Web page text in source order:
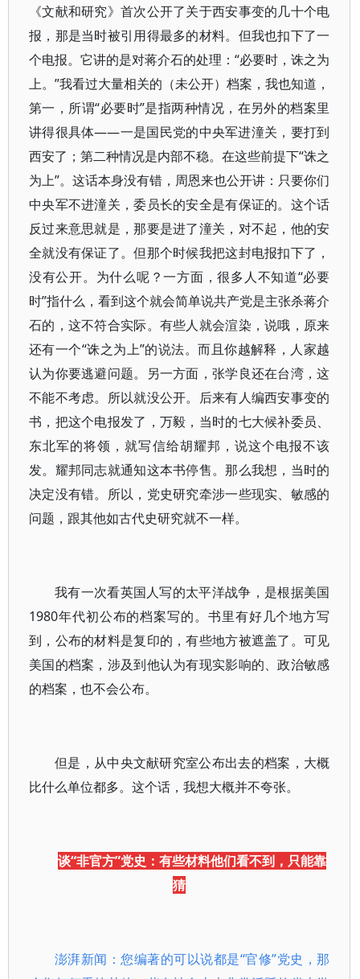
《文献和研究》首次公开了关于西安事变的几十个电
报，那是当时被引用得最多的材料。但我也扣下了一
个电报。它讲的是对蒋介石的处理：“必要时，诛之为
上。”我看过大量相关的（未公开）档案，我也知道，
第一，所谓“必要时”是指两种情况，在另外的档案里
讲得很具体——一是国民党的中央军进潼关，要打到
西安了；第二种情况是内部不稳。在这些前提下“诛之
为上”。这话本身没有错，周恩来也公开讲：只要你们
中央军不进潼关，委员长的安全是有保证的。这个话
反过来意思就是，那要是进了潼关，对不起，他的安
全就没有保证了。但那个时候我把这封电报扣下了，
没有公开。为什么呢？一方面，很多人不知道“必要
时”指什么，看到这个就会简单说共产党是主张杀蒋介
石的，这不符合实际。有些人就会渲染，说哦，原来
还有一个“诛之为上”的说法。而且你越解释，人家越
认为你要逃避问题。另一方面，张学良还在台湾，这
不能不考虑。所以就没公开。后来有人编西安事变的
书，把这个电报发了，万毅，当时的七大候补委员、
东北军的将领，就写信给胡耀邦，说这个电报不该
发。耀邦同志就通知这本书停售。那么我想，当时的
决定没有错。所以，党史研究牵涉一些现实、敏感的
问题，跟其他如古代史研究就不一样。
我有一次看英国人写的太平洋战争，是根据美国
1980年代初公布的档案写的。书里有好几个地方写
到，公布的材料是复印的，有些地方被遮盖了。可见
美国的档案，涉及到他认为有现实影响的、政治敏感
的档案，也不会公布。
但是，从中央文献研究室公布出去的档案，大概
比什么单位都多。这个话，我想大概并不夸张。
谈“非官方”党史：有些材料他们看不到，只能靠
猜
澎湃新闻：您编著的可以说都是“官修”党史，那